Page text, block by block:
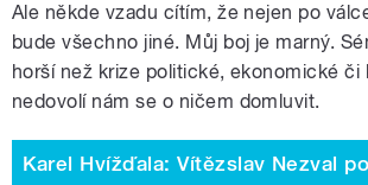
Ale někde vzadu cítím, že nejen po
bude všechno jiné. Můj boj je marný.
horší než krize politické, ekonomické či
nedovolí nám se o ničem domluvit.
Karel Hvížďala: Vítězslav Nezval